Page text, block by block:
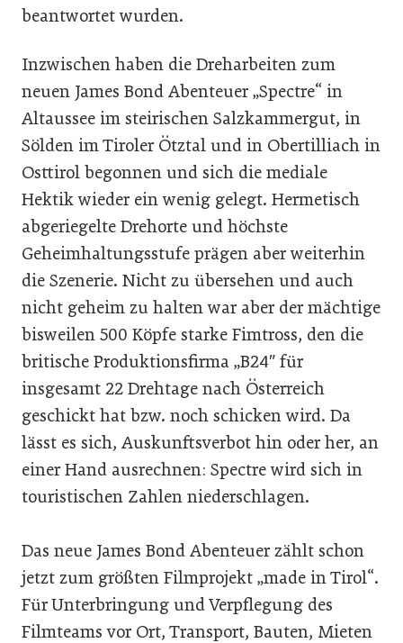
beantwortet wurden.
Inzwischen haben die Dreharbeiten zum
neuen James Bond Abenteuer „Spectre“ in
Altaussee im steirischen Salzkammergut, in
Sölden im Tiroler Ötztal und in Obertilliach in
Osttirol begonnen und sich die mediale
Hektik wieder ein wenig gelegt. Hermetisch
abgeriegelte Drehorte und höchste
Geheimhaltungsstufe prägen aber weiterhin
die Szenerie. Nicht zu übersehen und auch
nicht geheim zu halten war aber der mächtige
bisweilen 500 Köpfe starke Fimtross, den die
britische Produktionsfirma „B24″ für
insgesamt 22 Drehtage nach Österreich
geschickt hat bzw. noch schicken wird. Da
lässt es sich, Auskunftsverbot hin oder her, an
einer Hand ausrechnen: Spectre wird sich in
touristischen Zahlen niederschlagen.
Das neue James Bond Abenteuer zählt schon
jetzt zum größten Filmprojekt „made in Tirol“.
Für Unterbringung und Verpflegung des
Filmteams vor Ort, Transport, Bauten, Mieten